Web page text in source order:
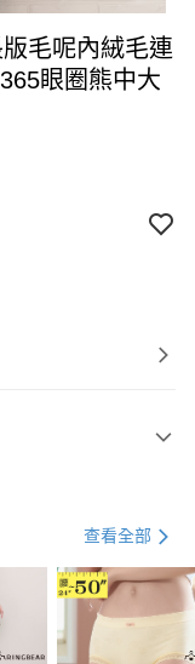
毛呢內絨毛連
眼圈熊中大
查看全部